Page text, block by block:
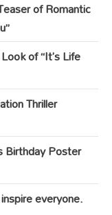
of Romantic
of “It’s Life
Thriller
Birthday Poster
everyone.